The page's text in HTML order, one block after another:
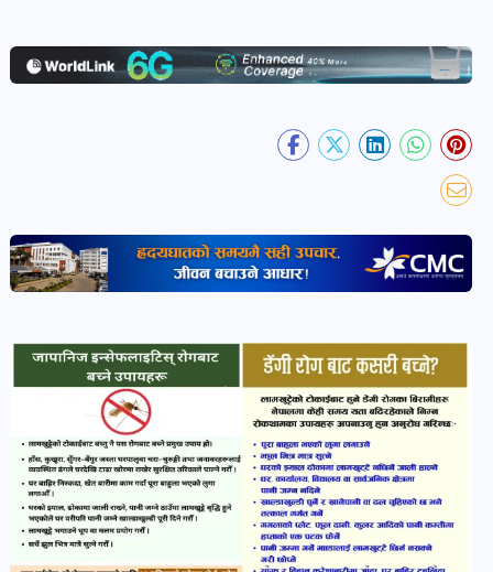
प्रवास
खबर
संस्कृति
पोष्ट
वन-
कला-
साहित्य
पोष्ट